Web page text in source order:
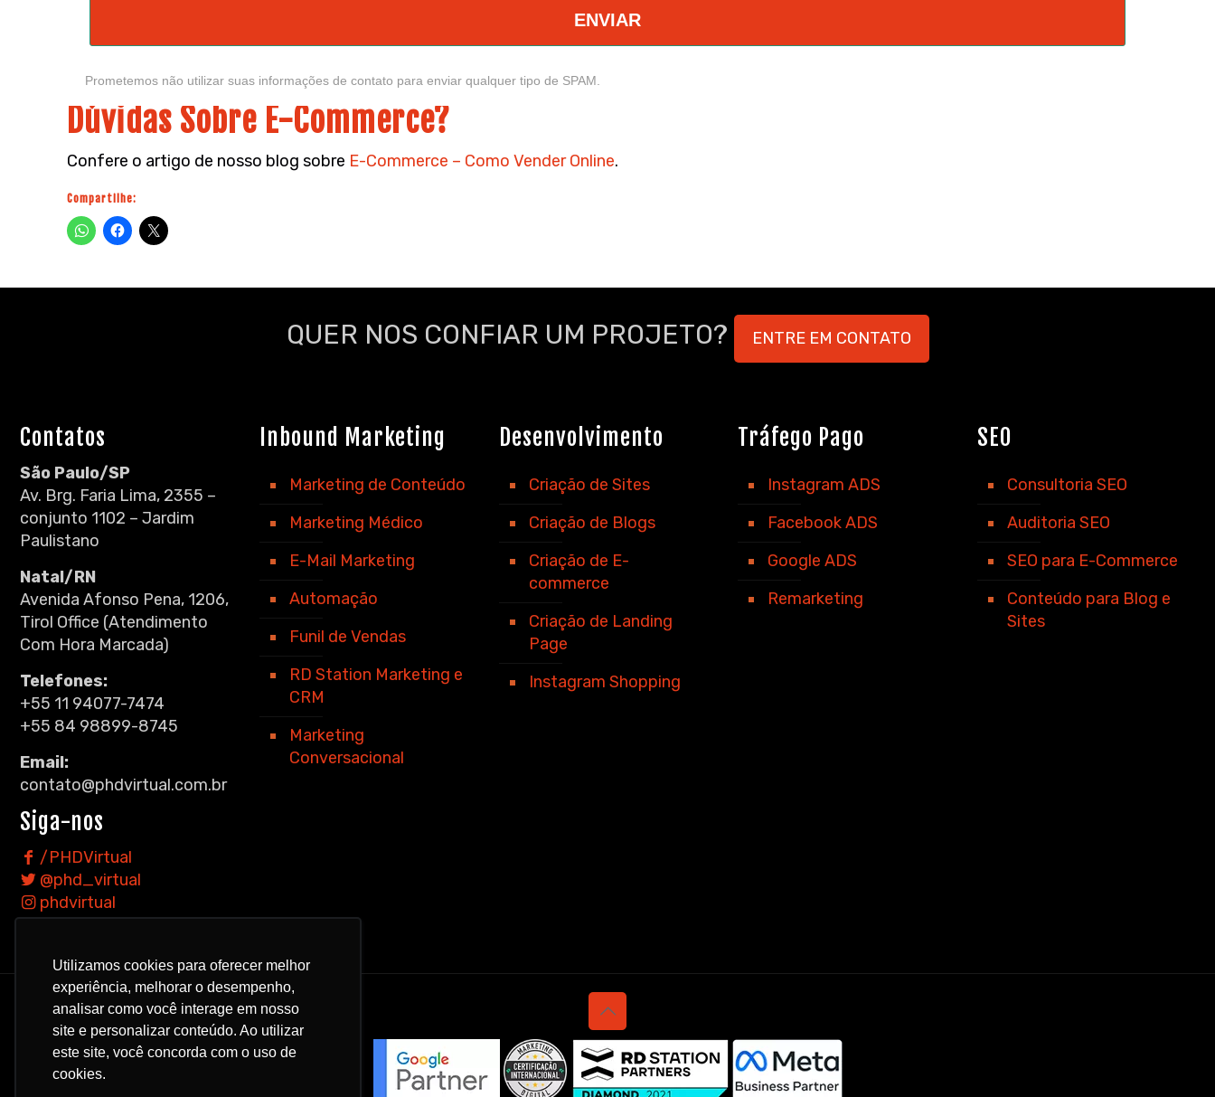
Utilizamos cookies para oferecer melhor
experiência, melhorar o desempenho,
analisar como você interage em nosso
site e personalizar conteúdo. Ao utilizar
este site, você concorda com o uso de
cookies.
ENVIAR
Prometemos não utilizar suas informações de contato para enviar qualquer tipo de SPAM.
Dúvidas Sobre E-Commerce?
Confere o artigo de nosso blog sobre E-Commerce – Como Vender Online.
Compartilhe:
QUER NOS CONFIAR UM PROJETO? ENTRE EM CONTATO
Contatos
São Paulo/SP
Av. Brg. Faria Lima, 2355 –
conjunto 1102 – Jardim
Paulistano
Natal/RN
Avenida Afonso Pena, 1206,
Tirol Office (Atendimento
Com Hora Marcada)
Telefones:
+55 11 94077-7474
+55 84 98899-8745
Email:
contato@phdvirtual.com.br
Siga-nos
/PHDVirtual
@phd_virtual
phdvirtual
Inbound Marketing
Marketing de Conteúdo
Marketing Médico
E-Mail Marketing
Automação
Funil de Vendas
RD Station Marketing e
CRM
Marketing
Conversacional
Desenvolvimento
Criação de Sites
Criação de Blogs
Criação de E-
commerce
Criação de Landing
Page
Instagram Shopping
Tráfego Pago
Instagram ADS
Facebook ADS
Google ADS
Remarketing
SEO
Consultoria SEO
Auditoria SEO
SEO para E-Commerce
Conteúdo para Blog e
Sites